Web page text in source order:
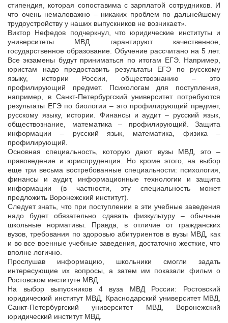
стипендия, которая сопоставима с зарплатой сотрудников. И
что очень немаловажно – никаких проблем по дальнейшему
трудоустройству у наших выпускников не возникает».
Виктор Нефедов подчеркнул, что юридические институты и
университеты МВД гарантируют качественное,
государственное образование. Обучение рассчитано на 5 лет.
Все экзамены будут приниматься по итогам ЕГЭ. Например,
юристам надо предоставить результаты ЕГЭ по русскому
языку, истории России, обществознанию – это
профилирующий предмет. Психологам для поступления,
например, в Санкт-Петербургский университет потребуются
результаты ЕГЭ по биологии – это профилирующий предмет,
русскому языку, истории. Финансы и аудит – русский язык,
обществознание, математика – профилирующий. Защита
информации – русский язык, математика, физика –
профилирующий.
Основная специальность, которую дают вузы МВД, это –
правоведение и юриспруденция. Но кроме этого, на выбор
еще три весьма востребованные специальности: психология,
финансы и аудит, информационные технологии и защита
информации (в частности, эту специальность может
предложить Воронежский институт).
Следует знать, что при поступлении в эти учебные заведения
надо будет обязательно сдавать физкультуру – обычные
школьные нормативы. Правда, в отличие от гражданских
вузов, требования по здоровью абитуриентов в вузы МВД, как
и во все военные учебные заведения, достаточно жесткие, что
вполне логично.
Прослушав информацию, школьники смогли задать
интересующие их вопросы, а затем им показали фильм о
Ростовском институте МВД.
На выбор выпускников 4 вуза МВД России: Ростовский
юридический институт МВД, Краснодарский университет МВД,
Санкт-Петербургский университет МВД, Воронежский
юридический институт МВД.